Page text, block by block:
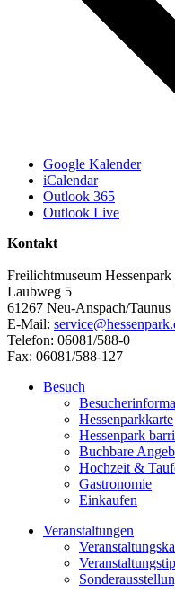
Google Kalender
iCalendar
Outlook 365
Outlook Live
Kontakt
Freilichtmuseum
Laubweg 5
61267 Neu-Anspach/Taunus
E-Mail:
Telefon: 06081/588-0
Fax: 06081/588-127
Besuch
Hessenparkkarte
Hessenpark
Buchbare
Hochzeit &
Gastronomie
Einkaufen
Veranstaltungen